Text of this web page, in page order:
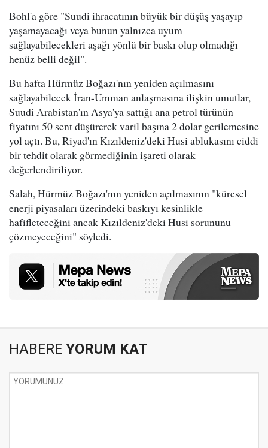
Bohl'a göre "Suudi ihracatının büyük bir düşüş yaşayıp
yaşamayacağı veya bunun yalnızca uyum
sağlayabilecekleri aşağı yönlü bir baskı olup olmadığı
henüz belli değil".
Bu hafta Hürmüz Boğazı'nın yeniden açılmasını
sağlayabilecek İran-Umman anlaşmasına ilişkin umutlar,
Suudi Arabistan'ın Asya'ya sattığı ana petrol türünün
fiyatını 50 sent düşürerek varil başına 2 dolar gerilemesine
yol açtı. Bu, Riyad'ın Kızıldeniz'deki Husi ablukasını ciddi
bir tehdit olarak görmediğinin işareti olarak
değerlendiriliyor.
Salah, Hürmüz Boğazı'nın yeniden açılmasının "küresel
enerji piyasaları üzerindeki baskıyı kesinlikle
hafifleteceğini ancak Kızıldeniz'deki Husi sorununu
çözmeyeceğini" söyledi.
HABERE YORUM KAT